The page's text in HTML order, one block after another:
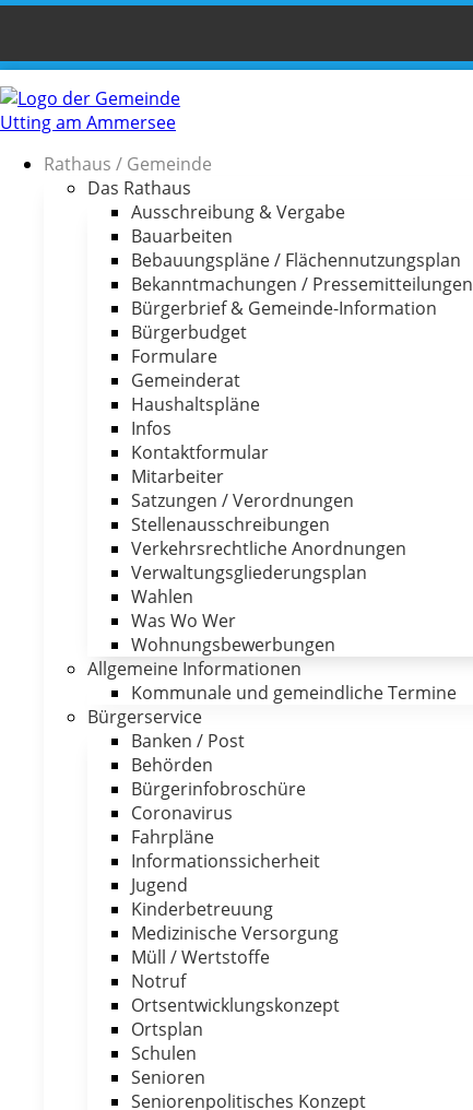
Rathaus / Gemeinde
Das Rathaus
Ausschreibung & Vergabe
Bauarbeiten
Bebauungspläne / Flächennutzungsplan
Bekanntmachungen / Pressemitteilungen
Bürgerbrief & Gemeinde-Information
Bürgerbudget
Formulare
Gemeinderat
Haushaltspläne
Infos
Kontaktformular
Mitarbeiter
Satzungen / Verordnungen
Stellenausschreibungen
Verkehrsrechtliche Anordnungen
Verwaltungsgliederungsplan
Wahlen
Was Wo Wer
Wohnungsbewerbungen
Allgemeine Informationen
Kommunale und gemeindliche Termine
Bürgerservice
Banken / Post
Behörden
Bürgerinfobroschüre
Coronavirus
Fahrpläne
Informationssicherheit
Jugend
Kinderbetreuung
Medizinische Versorgung
Müll / Wertstoffe
Notruf
Ortsentwicklungskonzept
Ortsplan
Schulen
Senioren
Seniorenpolitisches Konzept